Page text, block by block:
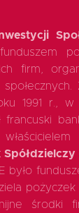
firm,
1991 r.,
francuski
było
środki